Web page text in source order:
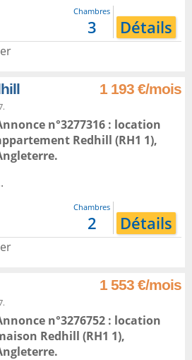
Chambres
3 Détails
1 193 €/mois
n°3277316 : location
Redhill (RH1 1),
.
Chambres
2 Détails
1 553 €/mois
n°3276752 : location
Redhill (RH1 1),
.